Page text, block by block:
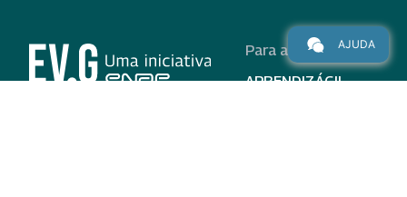
Para alunos
APRENDIZÁGIL
AJUDA